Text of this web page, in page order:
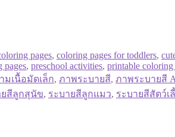
pages, coloring pages for toddlers,
pages, preschool activities, printable coloring
มเนื้อมัดเล็ก, ภาพระบายสี, ภาพระบายสี
ยสีลูกสุนัข, ระบายสีลูกแมว, ระบายสีสัตว์เ